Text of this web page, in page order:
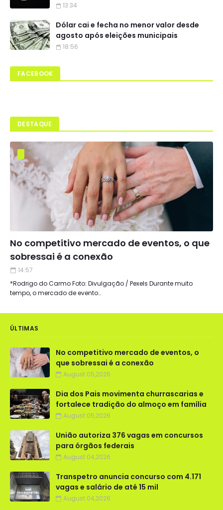
13:34
Dólar cai e fecha no menor valor desde
agosto após eleições municipais
18:56
FACEBOOK
DESTAQUE
No competitivo mercado de eventos, o que
sobressai é a conexão
14:57
*Rodrigo do Carmo Foto: Divulgação / Pexels Durante muito
tempo, o mercado de evento…
ÚLTIMAS
No competitivo mercado de eventos, o
que sobressai é a conexão
August 05,2026
Dia dos Pais movimenta churrascarias e
fortalece tradição do almoço em família
August 05,2026
União autoriza 376 vagas em concursos
para órgãos federais
August 04,2026
Transpetro anuncia concurso com 4.171
vagas e salário de até 15 mil
August 04,2026